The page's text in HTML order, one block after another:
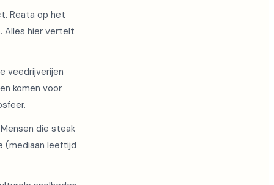
Reata op het
Alles hier vertelt
veedrijverijen
komen voor
die steak
(mediaan leeftijd